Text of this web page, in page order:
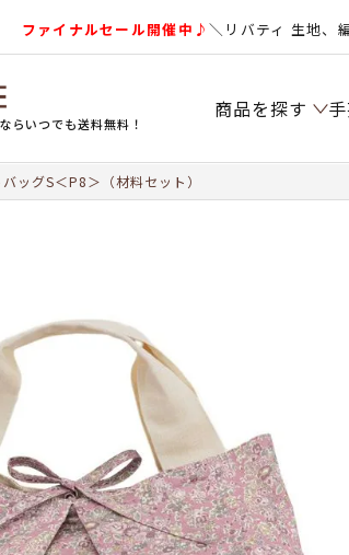
ファイナルセール開催中♪＼リバティ 生地、
らいつでも送料無料！
商品を探す
ッグS＜P8＞（材料セット）